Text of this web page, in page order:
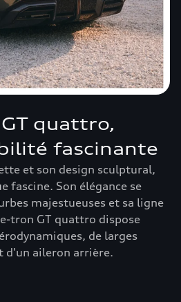
quattro,
fascinante
et son design sculptural,
fascine. Son élégance se
majestueuses et sa ligne
tron GT quattro dispose
de larges
d'un aileron arrière.